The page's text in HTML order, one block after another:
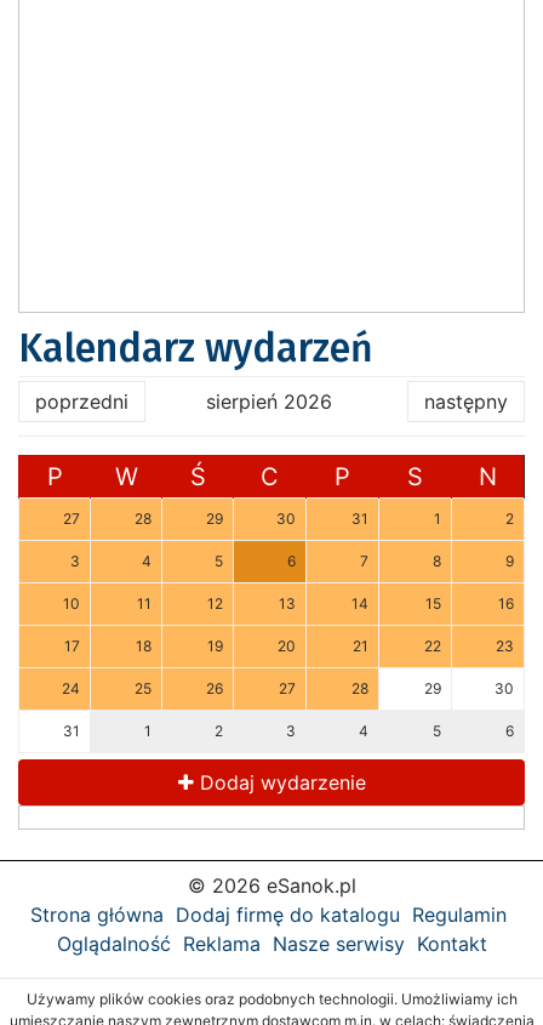
Kalendarz wydarzeń
poprzedni sierpień 2026 następny
P W Ś C P S N
27 28 29 30 31 1 2
3 4 5 6 7 8 9
10 11 12 13 14 15 16
17 18 19 20 21 22 23
24 25 26 27 28 29 30
31 1 2 3 4 5 6
Dodaj wydarzenie
© 2026 eSanok.pl
Strona główna Dodaj firmę do katalogu Regulamin
Oglądalność Reklama Nasze serwisy Kontakt
Używamy plików cookies oraz podobnych technologii. Umożliwiamy ich
umieszczanie naszym zewnętrznym dostawcom m.in. w celach: świadczenia